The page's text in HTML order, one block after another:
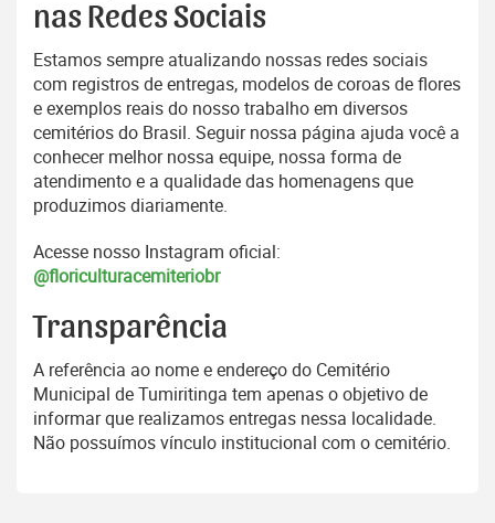
nas Redes Sociais
Estamos sempre atualizando nossas redes sociais
com registros de entregas, modelos de coroas de flores
e exemplos reais do nosso trabalho em diversos
cemitérios do Brasil. Seguir nossa página ajuda você a
conhecer melhor nossa equipe, nossa forma de
atendimento e a qualidade das homenagens que
produzimos diariamente.
Acesse nosso Instagram oficial:
@floriculturacemiteriobr
Transparência
A referência ao nome e endereço do Cemitério
Municipal de Tumiritinga tem apenas o objetivo de
informar que realizamos entregas nessa localidade.
Não possuímos vínculo institucional com o cemitério.